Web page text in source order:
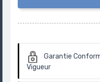
Garantie
Vigueur